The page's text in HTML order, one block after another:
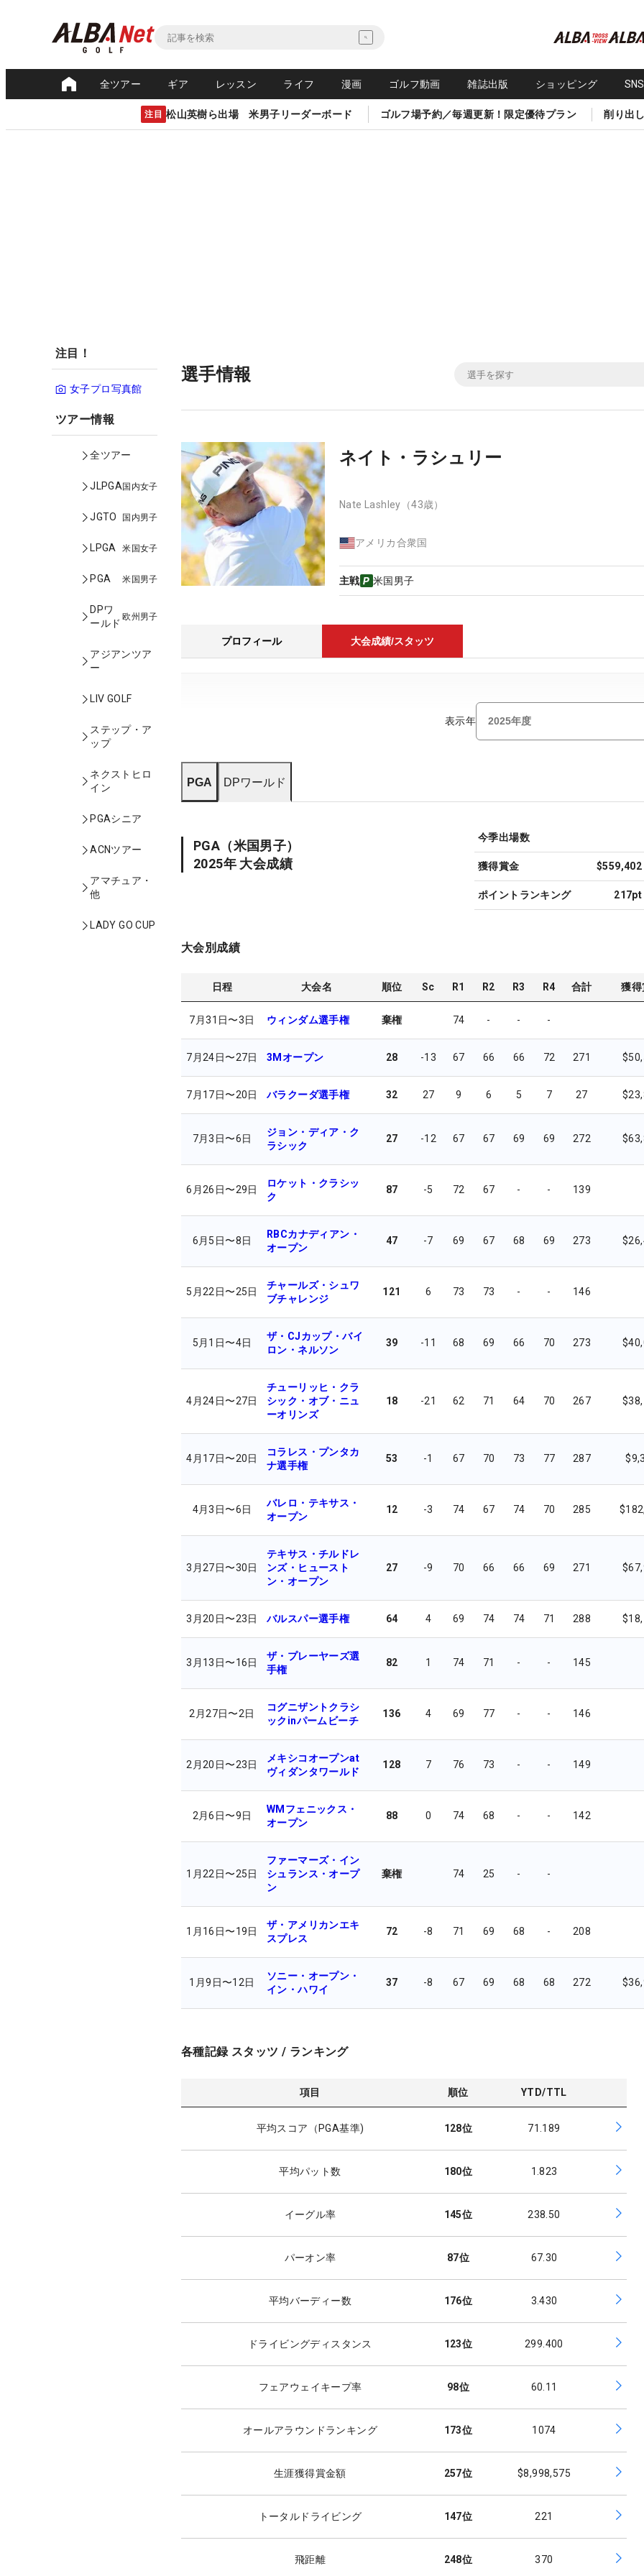
全ツアー ギア レッスン ライフ 漫画 ゴルフ動画 雑誌出版 ショッピング
注目 松山英樹ら出場 米男子リーダーボード ゴルフ場予約／毎週更新！限定優待プラン 削り出
注目！
女子プロ写真館
ツアー情報
全ツアー
JLPGA国内女子
JGTO 国内男子
LPGA 米国女子
PGA 米国男子
DPワ
ールド
欧州男子
アジアンツア
ー
LIV GOLF
ステップ・ア
ップ
ネクストヒロ
イン
PGAシニア
ACNツアー
アマチュア・
他
LADY GO CUP
選手情報
ネイト・ラシュリー
Nate Lashley （43歳）
アメリカ合衆国
主戦 米国男子
プロフィール 大会成績/スタッツ
表示年
PGA DPワールド
PGA （米国男子）
2025年 大会成績
今季出場数
獲得賞金 $559,402
ポイントランキング 217pt
大会別成績
日程 大会名 順位 Sc R1 R2 R3 R4 合計 獲得
7月31日〜3日 ウィンダム選手権 棄権 74 - - -
7月24日〜27日 3Mオープン 28 -13 67 66 66 72 271
7月17日〜20日 バラクーダ選手権 32 27 9 6 5 7 27
7月3日〜6日
ジョン・ディア・ク
ラシック
27 -12 67 67 69 69 272
6月26日〜29日
ロケット・クラシッ
ク
87 -5 72 67 - - 139
6月5日〜8日
RBCカナディアン・
オープン
47 -7 69 67 68 69 273
5月22日〜25日
チャールズ・シュワ
ブチャレンジ
121 6 73 73 - - 146
5月1日〜4日
ザ・CJカップ・バイ
ロン・ネルソン
39 -11 68 69 66 70 273
4月24日〜27日
チューリッヒ・クラ
シック・オブ・ニュ
ーオリンズ
18 -21 62 71 64 70 267
4月17日〜20日
コラレス・プンタカ
ナ選手権
53 -1 67 70 73 77 287
4月3日〜6日
バレロ・テキサス・
オープン
12 -3 74 67 74 70 285
3月27日〜30日
テキサス・チルドレ
ンズ・ヒュースト
ン・オープン
27 -9 70 66 66 69 271
3月20日〜23日 バルスパー選手権 64 4 69 74 74 71 288
3月13日〜16日
ザ・プレーヤーズ選
手権
82 1 74 71 - - 145
2月27日〜2日
コグニザントクラシ
ックinパームビーチ
136 4 69 77 - - 146
2月20日〜23日
メキシコオープンat
ヴィダンタワールド
128 7 76 73 - - 149
2月6日〜9日
WMフェニックス・
オープン
88 0 74 68 - - 142
1月22日〜25日
ファーマーズ・イン
シュランス・オープ
ン
棄権 74 25 - -
1月16日〜19日
ザ・アメリカンエキ
スプレス
72 -8 71 69 68 - 208
1月9日〜12日
ソニー・オープン・
イン・ハワイ
37 -8 67 69 68 68 272
各種記録 スタッツ / ランキング
項目 順位 YTD/TTL
平均スコア（PGA基準) 128位 71.189
平均パット数 180位 1.823
イーグル率 145位 238.50
パーオン率 87位 67.30
平均バーディー数 176位 3.430
ドライビングディスタンス 123位 299.400
フェアウェイキープ率 98位 60.11
オールアラウンドランキング 173位 1074
生涯獲得賞金額 257位 $8,998,575
トータルドライビング 147位 221
飛距離 248位 370